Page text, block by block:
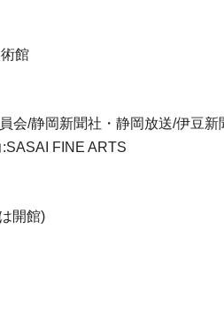
館
会/静岡新聞社・静岡放送/伊豆新
FINE ARTS
開館)